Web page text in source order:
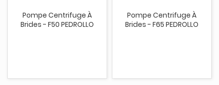
Pompe Centrifuge À
Brides - F50 PEDROLLO
Pompe Centrifuge À
Brides - F65 PEDROLLO